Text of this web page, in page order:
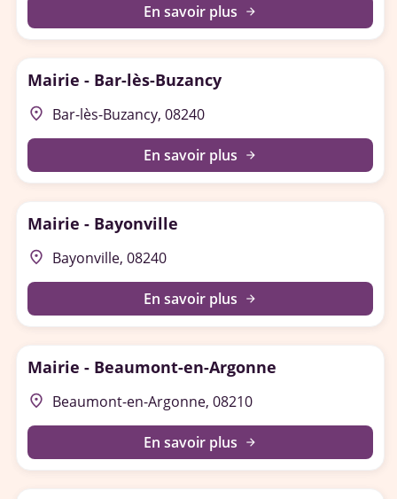
En savoir plus arrow_forward
Mairie - Bar-lès-Buzancy
place Bar-lès-Buzancy, 08240
En savoir plus arrow_forward
Mairie - Bayonville
place Bayonville, 08240
En savoir plus arrow_forward
Mairie - Beaumont-en-Argonne
place Beaumont-en-Argonne, 08210
En savoir plus arrow_forward